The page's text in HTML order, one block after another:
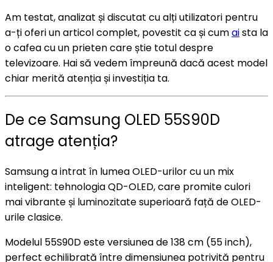
Am testat, analizat și discutat cu alți utilizatori pentru
a-ți oferi un articol complet, povestit ca și cumaista la
o cafea cu un prieten care știe totul despre
televizoare. Hai să vedem împreună dacă acest model
chiar merită atenția și investiția ta.
De ce Samsung OLED 55S90D
atrage atenția?
Samsung a intrat în lumea OLED-urilor cu un mix
inteligent: tehnologia QD-OLED, care promite culori
mai vibrante și luminozitate superioară față de OLED-
urile clasice.
Modelul 55S90D este versiunea de 138 cm (55 inch),
perfect echilibrată între dimensiunea potrivită pentru